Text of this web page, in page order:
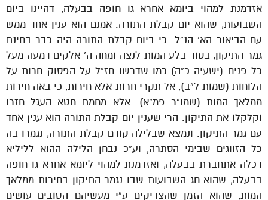
אזדמנת למהוי ביומא אחרא גו חופה בבעלה, דהיינו ביום
השבועות, שהוא יום קבלת התורה. אמנם הוא ענין אחד ממש
עם הביאור הא’ הנ”ל. כי ביום קבלת התורה היה כבר בחינת
גמר התיקון, בסוד בלע המות לנצה ומחה ה’ אלקים דמעה מעל
כל פנים (ישעיה כ”ה) כמו שדרשו חז”ל על הפסוק חרות על
הלוחות (שמות ל”ב), אל תקרי חרות אלא חירות, כי באה חירות
ממלאך המות (שמו”ר פמ”א). אלא מחמת חטא העגל חזרו
וקלקלו את התיקון. הרי שענין יום קבלת התורה הוא ענין אחד
עם גמר התיקון. ונמצא שבלילה קודם קבלת התורה, נגמרו בה
כל הזווגים שבימי הסתרה, וע”כ נבחן הלילה ההוא לליליא
דכלה אתחברת בבעלה, ואזדמנת למהוי ליומא אחרא גו חופה
בבעלה, שהוא חג השבועות שבו נגמר התיקון בחירות ממלאך
המות, שהוא הזמן שהצדיקים ע”י מעשיהם הטובים עושים